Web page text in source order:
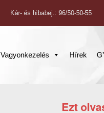
Kár- és hibabej.: 96/50-50-55
Vagyonkezelés Hírek
Ezt